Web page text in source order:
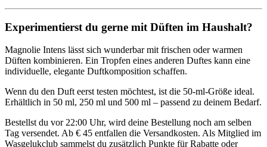
Experimentierst du gerne mit Düften im Haushalt?
Magnolie Intens lässt sich wunderbar mit frischen oder warmen
Düften kombinieren. Ein Tropfen eines anderen Duftes kann eine
individuelle, elegante Duftkomposition schaffen.
Wenn du den Duft eerst testen möchtest, ist die 50-ml-Größe ideal.
Erhältlich in 50 ml, 250 ml und 500 ml – passend zu deinem Bedarf.
Bestellst du vor 22:00 Uhr, wird deine Bestellung noch am selben
Tag versendet. Ab € 45 entfallen die Versandkosten. Als Mitglied im
Wasgelukclub sammelst du zusätzlich Punkte für Rabatte oder